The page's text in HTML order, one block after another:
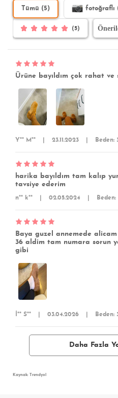
Tümü (5) fotoğraflı
(5)
Ürüne bayıldım çok rahat ve
Y** M** 23.11.2023 Beden:
harika bayıldım tam kalıp
tavsiye ederim
n** k** 02.05.2024 Beden:
Baya guzel annemede
36 aldim tam numara sorun
gibi
İ** S** 03.04.2026 Beden:
Daha Fazla
Kaynak: Trendyol